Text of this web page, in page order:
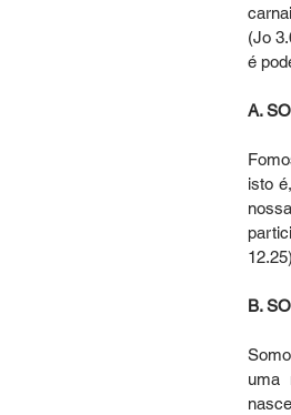
(Jo
é
A.
isto
B.
uma